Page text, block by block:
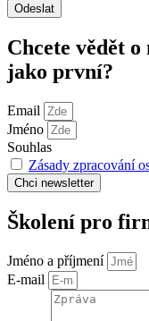
Odeslat
Chcete vědět
jako první?
Email
Jméno
Souhlas
Zásady zpracování
Chci newsletter
Školení pro
Jméno a příjmení
E-mail